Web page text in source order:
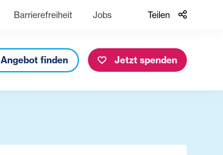
Barrierefreiheit Jobs Teilen
Angebot finden Jetzt spenden